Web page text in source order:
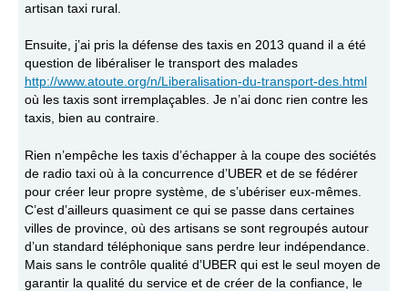
artisan taxi rural.
Ensuite, j’ai pris la défense des taxis en 2013 quand il a été
question de libéraliser le transport des malades
http://www.atoute.org/n/Liberalisation-du-transport-des.html
où les taxis sont irremplaçables. Je n’ai donc rien contre les
taxis, bien au contraire.
Rien n’empêche les taxis d’échapper à la coupe des sociétés
de radio taxi où à la concurrence d’UBER et de se fédérer
pour créer leur propre système, de s’ubériser eux-mêmes.
C’est d’ailleurs quasiment ce qui se passe dans certaines
villes de province, où des artisans se sont regroupés autour
d’un standard téléphonique sans perdre leur indépendance.
Mais sans le contrôle qualité d’UBER qui est le seul moyen de
garantir la qualité du service et de créer de la confiance, le